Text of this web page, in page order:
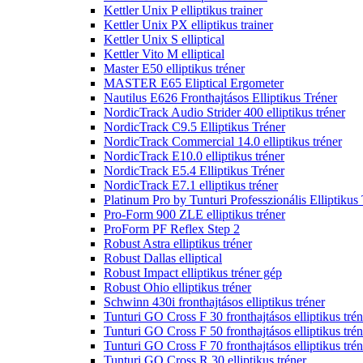
Kettler Unix P elliptikus trainer
Kettler Unix PX elliptikus trainer
Kettler Unix S elliptical
Kettler Vito M elliptical
Master E50 elliptikus tréner
MASTER E65 Eliptical Ergometer
Nautilus E626 Fronthajtásos Elliptikus Tréner
NordicTrack Audio Strider 400 elliptikus tréner
NordicTrack C9.5 Elliptikus Tréner
NordicTrack Commercial 14.0 elliptikus tréner
NordicTrack E10.0 elliptikus tréner
NordicTrack E5.4 Elliptikus Tréner
NordicTrack E7.1 elliptikus tréner
Platinum Pro by Tunturi Professzionális Elliptikus
Pro-Form 900 ZLE elliptikus tréner
ProForm PF Reflex Step 2
Robust Astra elliptikus tréner
Robust Dallas elliptical
Robust Impact elliptikus tréner gép
Robust Ohio elliptikus tréner
Schwinn 430i fronthajtásos elliptikus tréner
Tunturi GO Cross F 30 fronthajtásos elliptikus
Tunturi GO Cross F 50 fronthajtásos elliptikus
Tunturi GO Cross F 70 fronthajtásos elliptikus
Tunturi GO Cross R 30 elliptikus tréner